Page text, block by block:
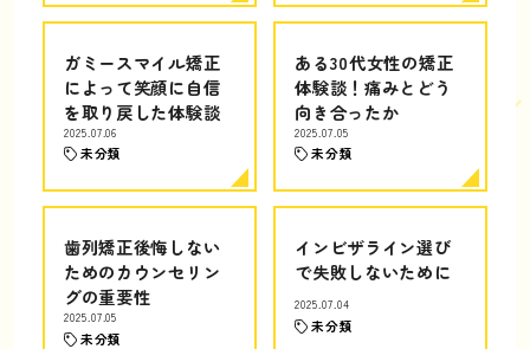
ガミースマイル矯正
によって笑顔に自信
を取り戻した体験談
2025.07.06
未分類
ある30代女性の矯正
体験談！痛みとどう
向き合ったか
2025.07.05
未分類
歯列矯正後悔しない
ためのカウンセリン
グの重要性
2025.07.05
未分類
インビザライン選び
で失敗しないために
2025.07.04
未分類